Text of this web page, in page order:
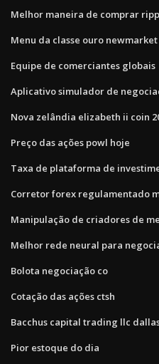
Melhor maneira de comprar
Menu da classe ouro newmarket
Equipe de comerciantes globais
Aplicativo simulador de
Nova zelândia elizabeth ii coin
Preço das ações powl hoje
Taxa de plataforma de
Corretor forex regulamentado
Manipulação de criadores de
Melhor rede neural para
Bolota negociação co
Cotação das ações ctsh
Bacchus capital trading llc
Pior estoque do dia